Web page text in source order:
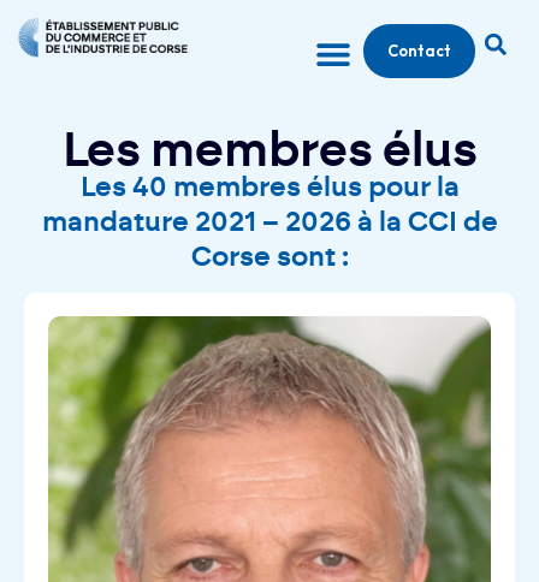
Contact
Les membres élus
Les 40 membres élus pour la
mandature 2021 – 2026 à la CCI de
Corse sont :